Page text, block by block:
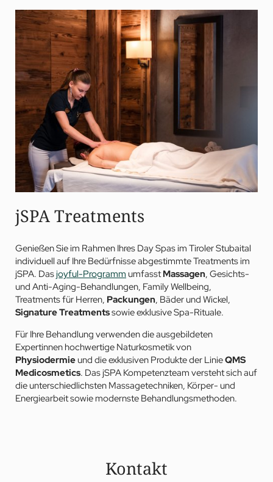
Tiroler Himmel
Lesestoff in derSpa-Bibliothek
Alkoholfreie Erfrischungsgetränke, große Teeauswahl und
alkoholfreies Bier zum Selbstzapfen an der Vitalbar
Für den süßen Zahn – kleine, feineKuchenauswahl
Nachmittag (exkl. Tee oder Kaffee)
KostenloserParkplatz
jSPA Treatments
Genießen Sie im Rahmen Ihres Day Spas im Tiroler Stubaital
individuell auf Ihre Bedürfnisse abgestimmte Treatments im
jSPA. Dasjoyful-Programm umfasstMassagen, Gesichts-
und Anti-Aging-Behandlungen, Family Wellbeing,
Treatments für Herren, Packungen, Bäder und Wickel,
Signature Treatmentssowie exklusive Spa-Rituale.
Für Ihre Behandlung verwenden die ausgebildeten
Expertinnen hochwertige Naturkosmetik von
Physiodermie und die exklusiven Produkte der LinieQMS
Medicosmetics. Das jSPA Kompetenzteam versteht sich auf
die unterschiedlichsten Massagetechniken, Körper- und
Energiearbeit sowie modernste Behandlungsmethoden.
Kontakt